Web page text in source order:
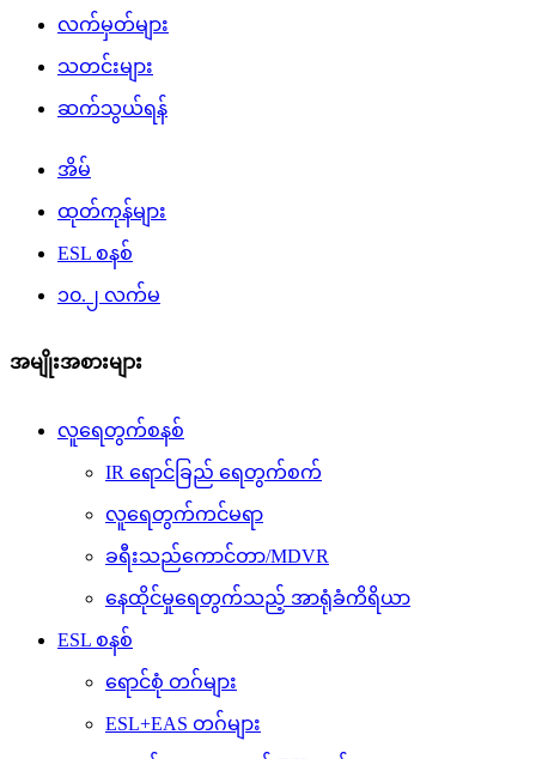
လက်မှတ်များ
သတင်းများ
ဆက်သွယ်ရန်
အိမ်
ထုတ်ကုန်များ
ESL စနစ်
၁၀.၂ လက်မ
အမျိုးအစားများ
လူရေတွက်စနစ်
IR ရောင်ခြည် ရေတွက်စက်
လူရေတွက်ကင်မရာ
ခရီးသည်ကောင်တာ/MDVR
နေထိုင်မှုရေတွက်သည့် အာရုံခံကိရိယာ
ESL စနစ်
ရောင်စုံ တဂ်များ
ESL+EAS တဂ်များ